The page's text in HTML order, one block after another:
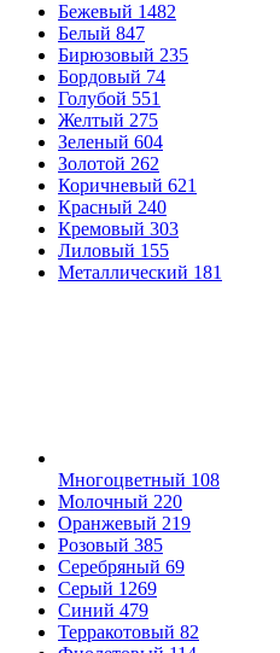
Бежевый 1482
Белый 847
Бирюзовый 235
Бордовый 74
Голубой 551
Желтый 275
Зеленый 604
Золотой 262
Коричневый 621
Красный 240
Кремовый 303
Лиловый 155
Металлический 181
Многоцветный 108
Молочный 220
Оранжевый 219
Розовый 385
Серебряный 69
Серый 1269
Синий 479
Терракотовый 82